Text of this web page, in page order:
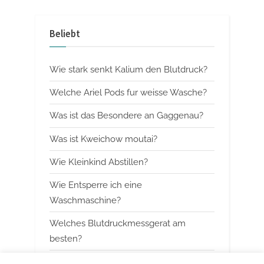
o
s
t
Beliebt
Wie stark senkt Kalium den Blutdruck?
Welche Ariel Pods fur weisse Wasche?
Was ist das Besondere an Gaggenau?
Was ist Kweichow moutai?
Wie Kleinkind Abstillen?
Wie Entsperre ich eine
Waschmaschine?
Welches Blutdruckmessgerat am
besten?